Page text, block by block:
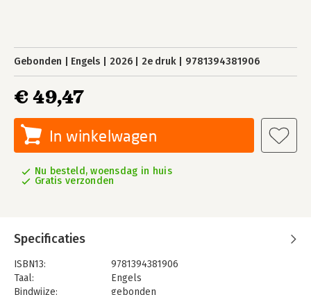
Gebonden Engels 2026 2e druk 9781394381906
€ 49,47
In winkelwagen
Nu besteld, woensdag in huis
Gratis verzonden
Specificaties
ISBN13:
9781394381906
Taal:
Engels
Bindwijze:
gebonden